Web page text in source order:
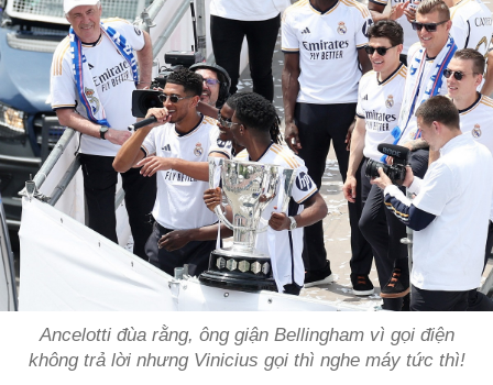
Ancelotti đùa rằng, ông giận Bellingham vì gọi điện
không trả lời nhưng Vinicius gọi thì nghe máy tức thì!